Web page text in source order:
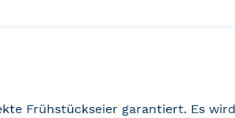
Frühstückseier garantiert. Es